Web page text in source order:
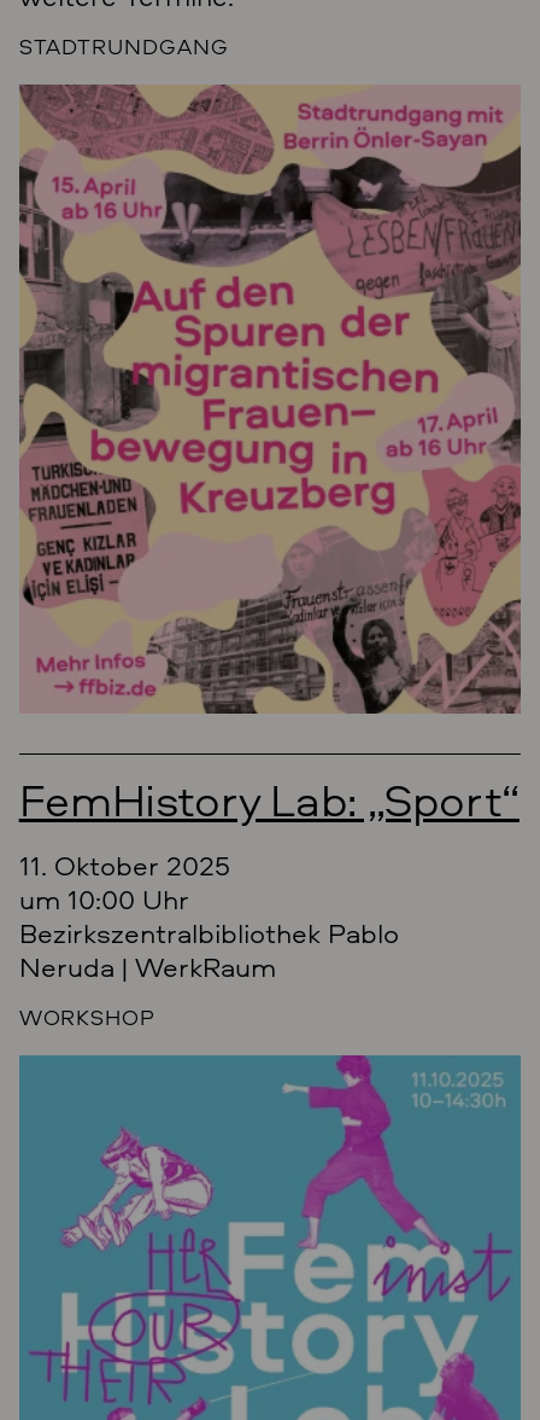
STADTRUNDGANG
FemHistory Lab: „Sport“
11. Oktober 2025
um 10:00 Uhr
Bezirkszentralbibliothek Pablo
Neruda | WerkRaum
WORKSHOP